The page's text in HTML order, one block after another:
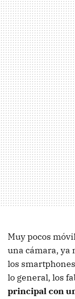
Muy pocos
una cámara, ya
los
lo general, los
principal con